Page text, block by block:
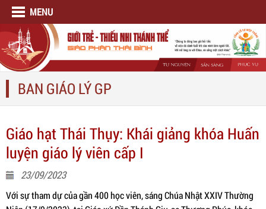
MENU
BAN GIÁO LÝ GP
Giáo hạt Thái Thụy: Khái giảng khóa Huấn
luyện giáo lý viên cấp I
23/09/2023
Với sự tham dự của gần 400 học viên, sáng Chúa Nhật XXIV Thường